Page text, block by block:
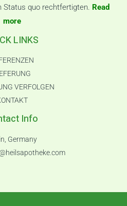
Status quo rechtfertigten. Read
more
LINKS
VERFOLGEN
Info
Germany